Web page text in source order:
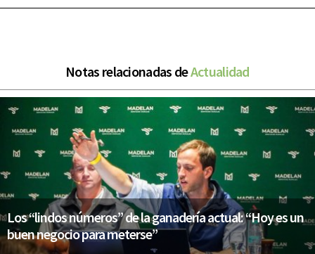
Notas relacionadas deActualidad
Los “lindos números” de la ganadería actual: “Hoy es un
buen negocio para meterse”